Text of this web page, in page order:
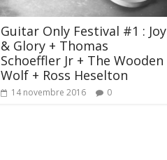
Guitar Only Festival #1 : Joy
& Glory + Thomas
Schoeffler Jr + The Wooden
Wolf + Ross Heselton
14 novembre 2016 0